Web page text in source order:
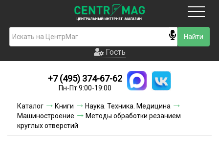
Гость
Новинки
Условия доставки
Гость
+7 (495) 374-67-62
Пн-Пт 9:00-19:00
Каталог Книги
Наука. Техника. Медицина
Машиностроение
Методы обработки резанием
круглых отверстий